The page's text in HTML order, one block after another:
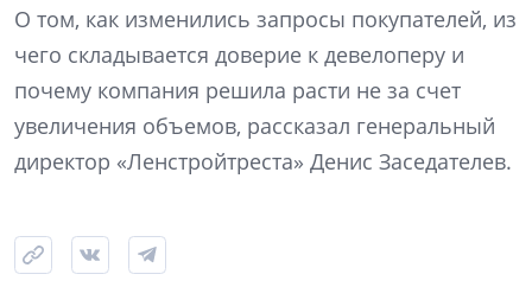
О том, как изменились запросы покупателей, из
чего складывается доверие к девелоперу и
почему компания решила расти не за счет
увеличения объемов, рассказал генеральный
директор «Ленстройтреста» Денис Заседателев.